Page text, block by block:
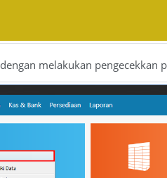
melakukan pengecekkan